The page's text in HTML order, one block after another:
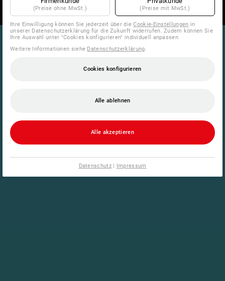
(Preise ohne MwSt.) (Preise mit MwSt.)
Ihre Einwilligung können Sie jederzeit über dieCookie-Einstellungen in
unserer Datenschutzerklärung für die Zukunft widerrufen. Zudem können Sie
Ihre Auswahl unter "Cookies konfigurieren" individuell anpassen
Weitere Informationen siehe Datenschutzerklärung.
Cookies konfigurieren
Alle ablehnen
Alle akzeptieren
Datenschutz| Impressum